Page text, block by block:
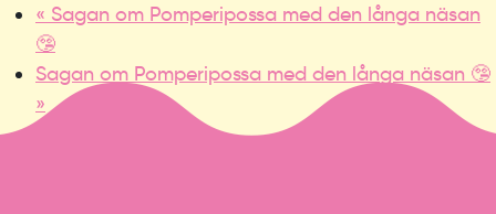
« Sagan om Pomperipossa med den långa näsan
🤥
Sagan om Pomperipossa med den långa näsan 🤥
»